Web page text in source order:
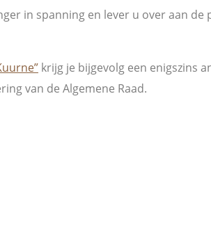
in spanning en lever u over aan de
krijg je bijgevolg een enigszins
van de Algemene Raad.